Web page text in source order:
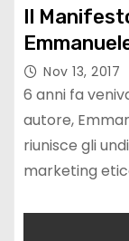
Il
Nov 13, 2017
6 anni fa
autore,
riunisce gli
marketing